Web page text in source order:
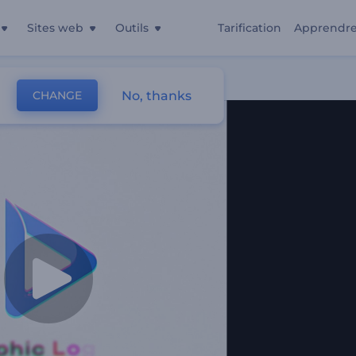
Sites web Outils Tarification
CHANGE No, thanks